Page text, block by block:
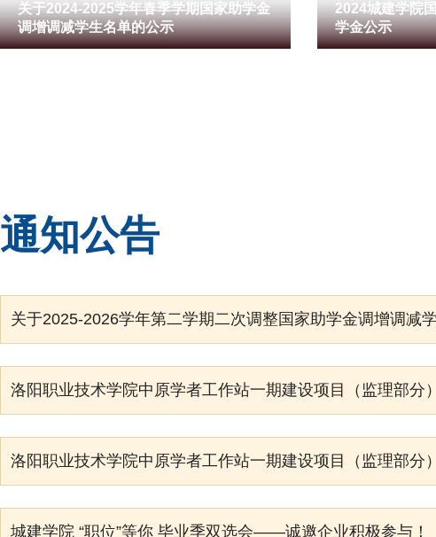
关于2024-2025学年春季学期国家助学金
调增调减学生名单的公示
2024城建学院
学金公示
通知公告
洛阳职业技术学院中原学者工作站一期建设项目（监理部分
城建学院 “职位”等你 毕业季双选会——诚邀企业积极参与！